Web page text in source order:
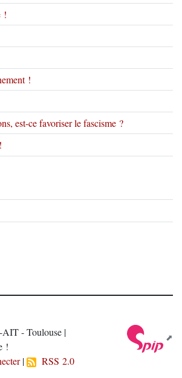
!
!
est-ce favoriser le fascisme ?
- Toulouse |
!
| RSS 2.0